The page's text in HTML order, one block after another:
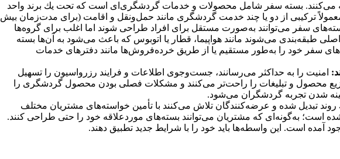
می‌كنند. بسته سفر شامل محصولات و خدمات گردشگری‌ای است كه تحت یك برند واحد
تركیبی از دو یا چند خدمت گردشگری مانند حمل‌ونقل و اقامت (برای مدت‌زمان بیش
سفر می‌توانند به‌صورت مستقل برای افراد طراحی شوند اما اغلب برای گروه‌ها
طبقه‌بندی می‌شوند مانند هواپیما، قطار یا اتوبوس كه باعث می‌شود به آن‌ها بسته
سفر خود را به‌طور مستقیم یا از طریق خرده‌فروش‌ها مانند دفترهای خدمات
امنیت را به حداكثر می‌رسانند، جست‌وجوی اطلاعات و فرایند رزرواسیون را تسهیل
محصول و تبلیغات را راحت‌تر می‌كنند و مشكلات فصلی بودن محصول گردشگری را
شدن تجربه گردشگران می‌شود.
شده و عرضه‌كنندگان تلاش می‌كنند با تأمین خواسته‌های مشتریان مختلف
است؛ به‌گونه‌ای كه مشتریان می‌توانند بسته‌های موردعلاقه خود را حتی طراحی كنند.
آمده است. این واسطه‌ها باید خود را با شرایط جدید تطبیق دهند.